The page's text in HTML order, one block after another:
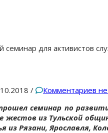
для активистов
/
Комментариев
семинар по
жестов из Тульской
Рязани, Ярославля,